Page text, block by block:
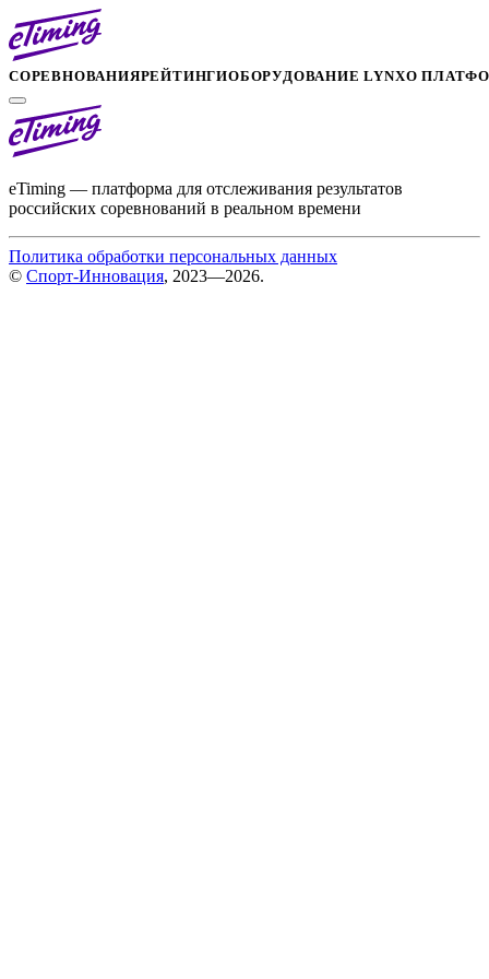
СОРЕВНОВАНИЯРЕЙТИНГИОБОРУДОВАНИЕ LYNXО
eTiming — платформа для отслеживания результатов
российских соревнований в реальном времени
Политика обработки персональных данных
© Спорт-Инновация, 2023—2026.